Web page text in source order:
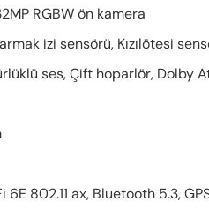
RGBW ön kamera
izi sensörü, Kızılötesi
ses, Çift hoparlör, Dolby
802.11 ax, Bluetooth 5.3,